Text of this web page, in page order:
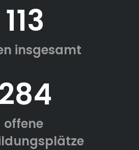
113
insgesamt
284
offene